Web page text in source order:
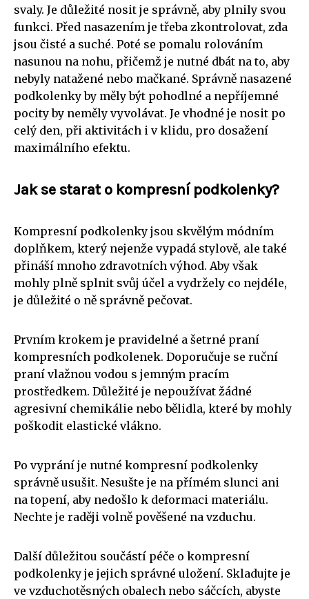
svaly. Je důležité nosit je správně, aby plnily svou
funkci. Před nasazením je třeba zkontrolovat, zda
jsou čisté a suché. Poté se pomalu rolováním
nasunou na nohu, přičemž je nutné dbát na to, aby
nebyly natažené nebo mačkané. Správně nasazené
podkolenky by měly být pohodlné a nepříjemné
pocity by neměly vyvolávat. Je vhodné je nosit po
celý den, při aktivitách i v klidu, pro dosažení
maximálního efektu.
Jak se starat o kompresní podkolenky?
Kompresní podkolenky jsou skvělým módním
doplňkem, který nejenže vypadá stylově, ale také
přináší mnoho zdravotních výhod. Aby však
mohly plně splnit svůj účel a vydržely co nejdéle,
je důležité o ně správně pečovat.
Prvním krokem je pravidelné a šetrné praní
kompresních podkolenek. Doporučuje se ruční
praní vlažnou vodou s jemným pracím
prostředkem. Důležité je nepoužívat žádné
agresivní chemikálie nebo bělidla, které by mohly
poškodit elastické vlákno.
Po vyprání je nutné kompresní podkolenky
správně usušit. Nesušte je na přímém slunci ani
na topení, aby nedošlo k deformaci materiálu.
Nechte je raději volně pověšené na vzduchu.
Další důležitou součástí péče o kompresní
podkolenky je jejich správné uložení. Skladujte je
ve vzduchotěsných obalech nebo sáčcích, abyste